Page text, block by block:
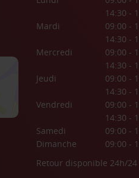
14:30 -
Mardi
09:00 -
14:30 -
Mercredi
09:00 -
14:30 -
Jeudi
09:00 -
14:30 -
Vendredi
09:00 -
14:30 -
Samedi
09:00 -
Dimanche
09:00 -
Retour disponible 24h/24